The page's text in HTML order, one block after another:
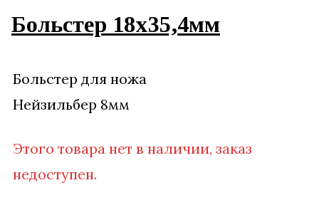
Больстер 18х35,4мм
Больстер для ножа
Нейзильбер 8мм
Этого товара нет в наличии, заказ
недоступен.